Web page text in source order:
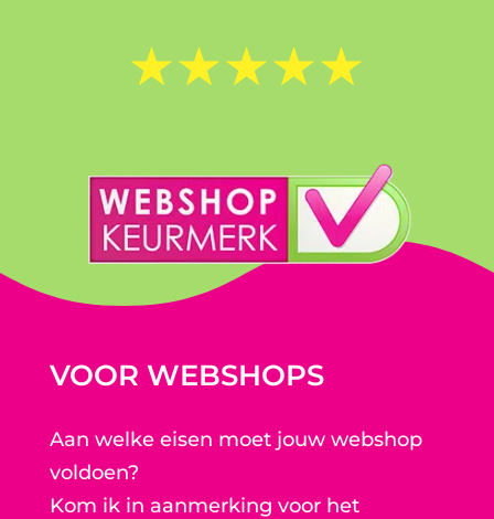
☆☆☆☆☆
VOOR WEBSHOPS
Aan welke eisen moet jouw webshop
voldoen?
Kom ik in aanmerking voor het